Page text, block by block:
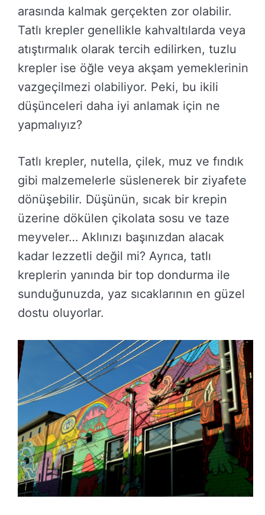
arasında kalmak gerçekten zor olabilir.
Tatlı krepler genellikle kahvaltılarda veya
atıştırmalık olarak tercih edilirken, tuzlu
krepler ise öğle veya akşam yemeklerinin
vazgeçilmezi olabiliyor. Peki, bu ikili
düşünceleri daha iyi anlamak için ne
yapmalıyız?
Tatlı krepler, nutella, çilek, muz ve fındık
gibi malzemelerle süslenerek bir ziyafete
dönüşebilir. Düşünün, sıcak bir krepin
üzerine dökülen çikolata sosu ve taze
meyveler… Aklınızı başınızdan alacak
kadar lezzetli değil mi? Ayrıca, tatlı
kreplerin yanında bir top dondurma ile
sunduğunuzda, yaz sıcaklarının en güzel
dostu oluyorlar.